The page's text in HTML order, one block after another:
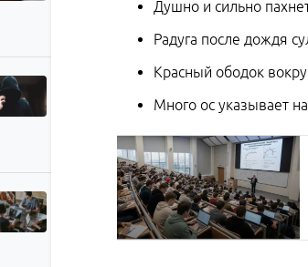
Душно и сильно
Радуга после дождя
Красный ободок
Много ос указывает